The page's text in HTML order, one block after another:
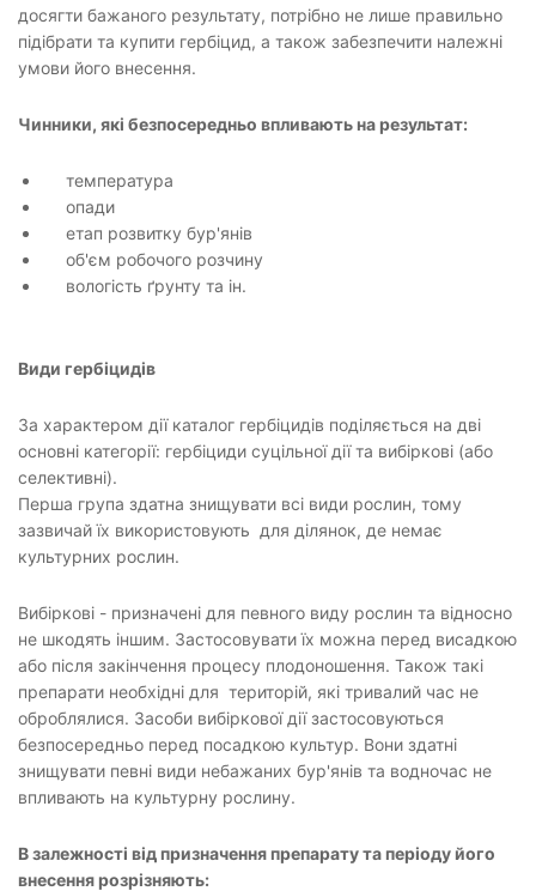
досягти бажаного результату, потрібно не лише правильно
підібрати та купити гербіцид, а також забезпечити належні
умови його внесення.
Чинники, які безпосередньо впливають на результат:
температура
опади
етап розвитку бур'янів
об'єм робочого розчину
вологість ґрунту та ін.
Види гербіцидів
За характером дії каталог гербіцидів поділяється на дві
основні категорії: гербіциди суцільної дії та вибіркові (або
селективні).
Перша група здатна знищувати всі види рослин, тому
зазвичай їх використовують для ділянок, де немає
культурних рослин.
Вибіркові - призначені для певного виду рослин та відносно
не шкодять іншим. Застосовувати їх можна перед висадкою
або після закінчення процесу плодоношення. Також такі
препарати необхідні для територій, які тривалий час не
оброблялися. Засоби вибіркової дії застосовуються
безпосередньо перед посадкою культур. Вони здатні
знищувати певні види небажаних бур'янів та водночас не
впливають на культурну рослину.
В залежності від призначення препарату та періоду його
внесення розрізняють: